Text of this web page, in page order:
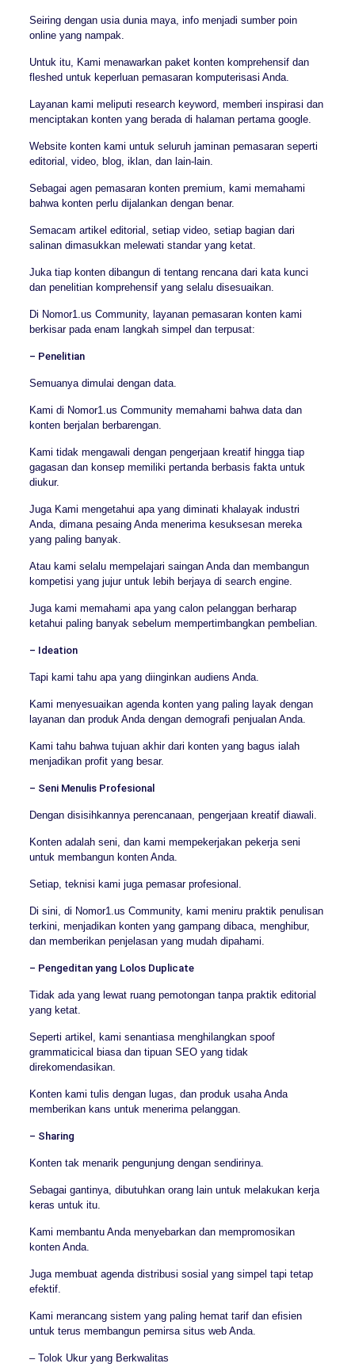
Seiring dengan usia dunia maya, info menjadi sumber poin
online yang nampak.
Untuk itu, Kami menawarkan paket konten komprehensif dan
fleshed untuk keperluan pemasaran komputerisasi Anda.
Layanan kami meliputi research keyword, memberi inspirasi dan
menciptakan konten yang berada di halaman pertama google.
Website konten kami untuk seluruh jaminan pemasaran seperti
editorial, video, blog, iklan, dan lain-lain.
Sebagai agen pemasaran konten premium, kami memahami
bahwa konten perlu dijalankan dengan benar.
Semacam artikel editorial, setiap video, setiap bagian dari
salinan dimasukkan melewati standar yang ketat.
Juka tiap konten dibangun di tentang rencana dari kata kunci
dan penelitian komprehensif yang selalu disesuaikan.
Di Nomor1.us Community, layanan pemasaran konten kami
berkisar pada enam langkah simpel dan terpusat:
– Penelitian
Semuanya dimulai dengan data.
Kami di Nomor1.us Community memahami bahwa data dan
konten berjalan berbarengan.
Kami tidak mengawali dengan pengerjaan kreatif hingga tiap
gagasan dan konsep memiliki pertanda berbasis fakta untuk
diukur.
Juga Kami mengetahui apa yang diminati khalayak industri
Anda, dimana pesaing Anda menerima kesuksesan mereka
yang paling banyak.
Atau kami selalu mempelajari saingan Anda dan membangun
kompetisi yang jujur untuk lebih berjaya di search engine.
Juga kami memahami apa yang calon pelanggan berharap
ketahui paling banyak sebelum mempertimbangkan pembelian.
– Ideation
Tapi kami tahu apa yang diinginkan audiens Anda.
Kami menyesuaikan agenda konten yang paling layak dengan
layanan dan produk Anda dengan demografi penjualan Anda.
Kami tahu bahwa tujuan akhir dari konten yang bagus ialah
menjadikan profit yang besar.
– Seni Menulis Profesional
Dengan disisihkannya perencanaan, pengerjaan kreatif diawali.
Konten adalah seni, dan kami mempekerjakan pekerja seni
untuk membangun konten Anda.
Setiap, teknisi kami juga pemasar profesional.
Di sini, di Nomor1.us Community, kami meniru praktik penulisan
terkini, menjadikan konten yang gampang dibaca, menghibur,
dan memberikan penjelasan yang mudah dipahami.
– Pengeditan yang Lolos Duplicate
Tidak ada yang lewat ruang pemotongan tanpa praktik editorial
yang ketat.
Seperti artikel, kami senantiasa menghilangkan spoof
grammaticical biasa dan tipuan SEO yang tidak
direkomendasikan.
Konten kami tulis dengan lugas, dan produk usaha Anda
memberikan kans untuk menerima pelanggan.
– Sharing
Konten tak menarik pengunjung dengan sendirinya.
Sebagai gantinya, dibutuhkan orang lain untuk melakukan kerja
keras untuk itu.
Kami membantu Anda menyebarkan dan mempromosikan
konten Anda.
Juga membuat agenda distribusi sosial yang simpel tapi tetap
efektif.
Kami merancang sistem yang paling hemat tarif dan efisien
untuk terus membangun pemirsa situs web Anda.
– Tolok Ukur yang Berkwalitas